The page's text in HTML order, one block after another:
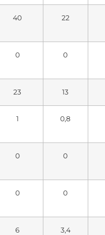
40 22
0 0
23 13
1 0,8
0 0
0 0
6 3,4